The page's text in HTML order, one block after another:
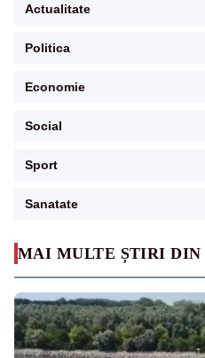
MAI MULTE ȘTIRI DIN
Actualitate
Politica
Economie
Social
Sport
Sanatate